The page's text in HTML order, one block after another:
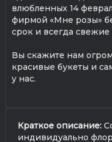
влюбленных 14
фирмой «Мне розы»
срок и всегда свежие
Вы скажите нам
красивые букеты и
у нас.
Краткое описание:
индивидуально